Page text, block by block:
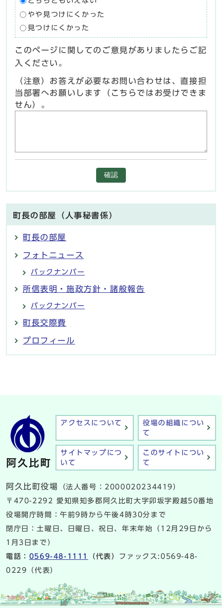
やや見つけにくかった
見つけにくかった
このページに関してのご意見がありましたらご記
入ください。
（注意）お答えが必要なお問い合わせは、直接担
当部署へお願いします（こちらではお受けできま
せん）。
確認
町長の部屋（人事秘書係）
町長の部屋
フォトニュース
バックナンバー
所信表明・施政方針・諸般報告
バックナンバー
町長交際費
プロフィール
アクセスについて
役場の組織につい
て
サイトマップにつ
いて
このサイトについ
て
阿久比町役場
（法人番号：2000020234419）
〒470-2292 愛知県知多郡阿久比町大字卯坂字殿越50番地
役場開庁時間：午前9時から午後4時30分まで
閉庁日：土曜日、日曜日、祝日、年末年始（12月29日から
1月3日まで）
電話： 0569-48-1111 （代表） ファックス:0569-48-
0229（代表）